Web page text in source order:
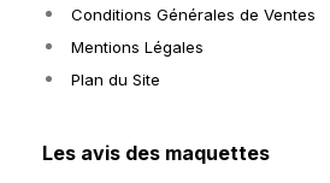
Conditions Générales de Ventes
Mentions Légales
Plan du Site
Les avis des maquettes